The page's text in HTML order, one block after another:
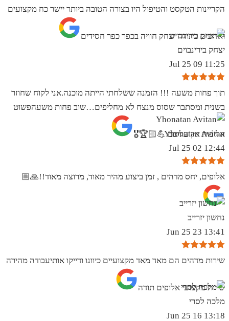
הקריינות הטקסט והטיפול היו בצורה הטובה ביותר יישר כח מקצועים
ואדיבים בתודה יצחק חוויה בכפר כפר חסידים
יצחק בירינבוים
11:25 09 Jul 25
תוך פחות משעה !!! הזמנה ששלחתי הייתה מוכנה.אני לקוח שחוזר
בשנית ומסתבר שסוס מנצח לא מחליפים…שוב פחות משעהפשוט
אליפות אין עליכם 💪🏻🏆🎖
Yhonatan Avitan
12:44 02 Jul 25
אלופים, יחס מדהים , זמן ביצוע מהיר מאוד, מרוצה מאוד!!🙏🏼
נחשון יזרייב
13:41 23 Jun 25
שירות מדהים הם מאד מאד מקצועיים כיוונו ודייקו אותיעבודה מהירה
שרות מקצועי אלופים תודה
מלכה לסרי
13:18 16 Jun 25